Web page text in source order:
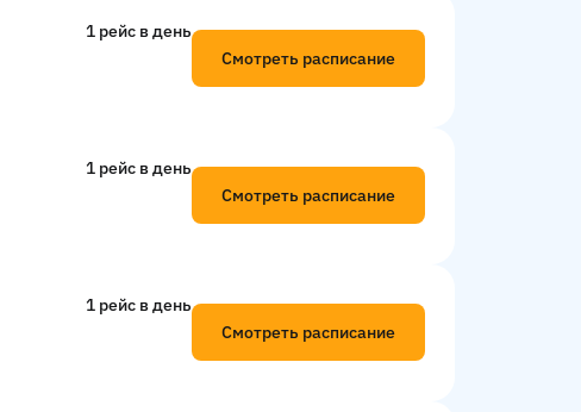
1 рейс в день
Смотреть расписание
1 рейс в день
Смотреть расписание
1 рейс в день
Смотреть расписание